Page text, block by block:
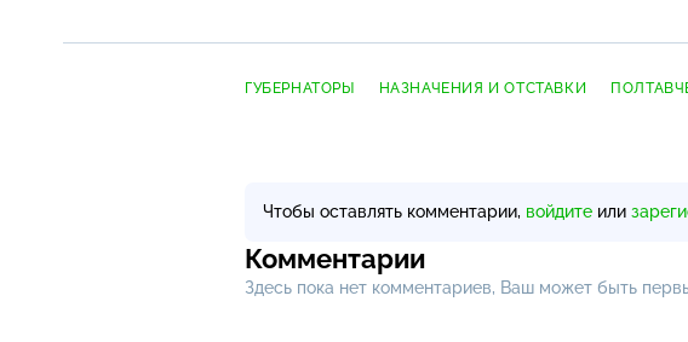
ГУБЕРНАТОРЫ НАЗНАЧЕНИЯ И ОТСТАВКИ
Чтобы оставлять комментарии, войдите или
Комментарии
Здесь пока нет комментариев, Ваш может быть